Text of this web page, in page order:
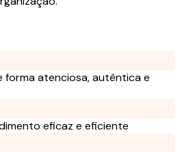
forma atenciosa, autêntica e
eficaz e eficiente